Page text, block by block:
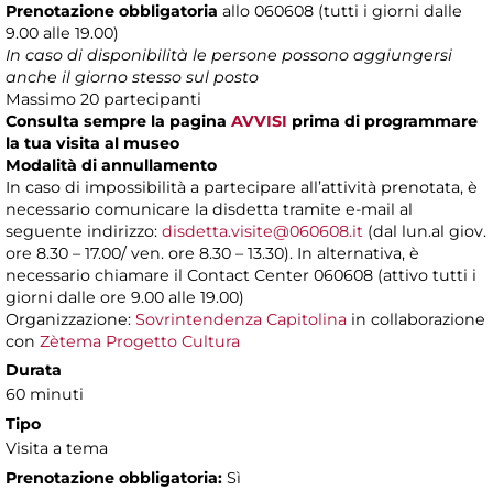
Prenotazione obbligatoria allo 060608 (tutti i giorni dalle
9.00 alle 19.00)
In caso di disponibilità le persone possono aggiungersi
anche il giorno stesso sul posto
Massimo 20 partecipanti
Consulta sempre la pagina AVVISI prima di programmare
la tua visita al museo
Modalità di annullamento
In caso di impossibilità a partecipare all’attività prenotata, è
necessario comunicare la disdetta tramite e-mail al
seguente indirizzo: disdetta.visite@060608.it (dal lun.al giov.
ore 8.30 – 17.00/ ven. ore 8.30 – 13.30). In alternativa, è
necessario chiamare il Contact Center 060608 (attivo tutti i
giorni dalle ore 9.00 alle 19.00)
Organizzazione: Sovrintendenza Capitolina in collaborazione
con Zètema Progetto Cultura
Durata
60 minuti
Tipo
Visita a tema
Prenotazione obbligatoria: Sì